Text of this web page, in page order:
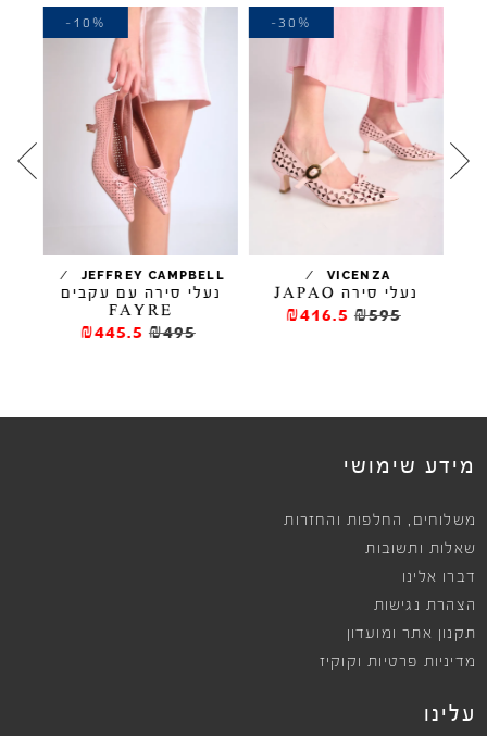
VICENZA
/
נעלי סירה JAPAO
₪595
₪416.5
-30%
JEFFREY CAMPBELL
/
נעלי סירה עם עקבים
FAYRE
₪495
₪445.5
-10%
מידע שימושי
משלוחים , החלפות והחזרות
שאלות ותשובות
דברו אלינו
הצהרת נגישות
תקנון אתר ומועדון
מדיניות פרטיות וקוקיז
עלינו